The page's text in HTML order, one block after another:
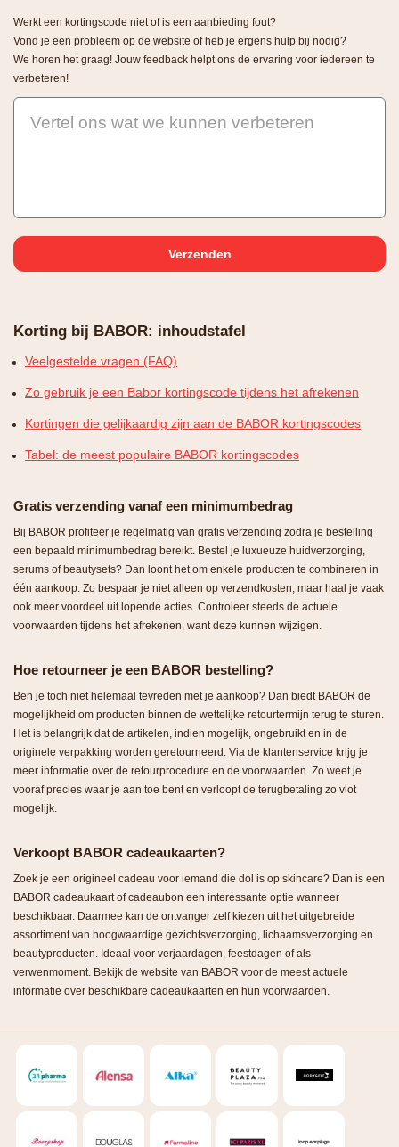
Werkt een kortingscode niet of is een aanbieding fout?
Vond je een probleem op de website of heb je ergens hulp bij nodig?
We horen het graag! Jouw feedback helpt ons de ervaring voor iedereen te
verbeteren!
Vertel ons wat we kunnen verbeteren
Korting bij BABOR: inhoudstafel
Veelgestelde vragen (FAQ)
Zo gebruik je een Babor kortingscode tijdens het afrekenen
Kortingen die gelijkaardig zijn aan de BABOR kortingscodes
Tabel: de meest populaire BABOR kortingscodes
Gratis verzending vanaf een minimumbedrag
Bij BABOR profiteer je regelmatig van gratis verzending zodra je bestelling
een bepaald minimumbedrag bereikt. Bestel je luxueuze huidverzorging,
serums of beautysets? Dan loont het om enkele producten te combineren in
één aankoop. Zo bespaar je niet alleen op verzendkosten, maar haal je vaak
ook meer voordeel uit lopende acties. Controleer steeds de actuele
voorwaarden tijdens het afrekenen, want deze kunnen wijzigen.
Hoe retourneer je een BABOR bestelling?
Ben je toch niet helemaal tevreden met je aankoop? Dan biedt BABOR de
mogelijkheid om producten binnen de wettelijke retourtermijn terug te sturen.
Het is belangrijk dat de artikelen, indien mogelijk, ongebruikt en in de
originele verpakking worden geretourneerd. Via de klantenservice krijg je
meer informatie over de retourprocedure en de voorwaarden. Zo weet je
vooraf precies waar je aan toe bent en verloopt de terugbetaling zo vlot
mogelijk.
Verkoopt BABOR cadeaukaarten?
Zoek je een origineel cadeau voor iemand die dol is op skincare? Dan is een
BABOR cadeaukaart of cadeaubon een interessante optie wanneer
beschikbaar. Daarmee kan de ontvanger zelf kiezen uit het uitgebreide
assortiment van hoogwaardige gezichtsverzorging, lichaamsverzorging en
beautyproducten. Ideaal voor verjaardagen, feestdagen of als
verwenmoment. Bekijk de website van BABOR voor de meest actuele
informatie over beschikbare cadeaukaarten en hun voorwaarden.